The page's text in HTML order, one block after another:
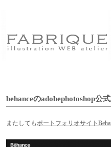
behanceのadobephotoshop公
またしてもポートフォリオサイト